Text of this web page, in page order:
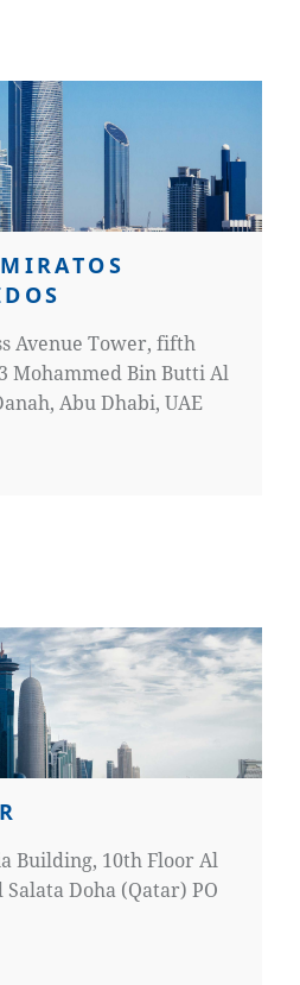
Avenue Tower, fifth
Mohammed Bin Butti Al
Abu Dhabi, UAE
Building, 10th Floor Al
Doha (Qatar) PO